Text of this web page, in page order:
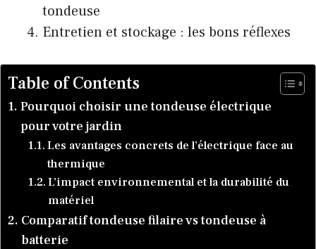
tondeuse
Entretien et stockage : les bons réflexes
Table of Contents
Pourquoi choisir une tondeuse électrique
pour votre jardin
Les avantages concrets de l’électrique face au
thermique
L’impact environnemental et la durabilité du
matériel
Comparatif tondeuse filaire vs tondeuse à
batterie